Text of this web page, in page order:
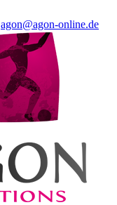
agon@agon-online.de